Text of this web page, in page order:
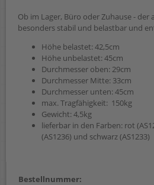
Ob im Lager, Büro oder Zuhause - der
besonders stabil und belastbar und
Höhe belastet: 42,5cm
Höhe unbelastet: 45cm
Durchmesser oben: 29cm
Durchmesser Mitte: 33cm
Durchmesser unten: 45cm
max. Tragfähigkeit: 150kg
Gewicht: 4,5kg
lieferbar in den Farben: rot
(AS1236) und schwarz (AS1233)
Bestellnummer: